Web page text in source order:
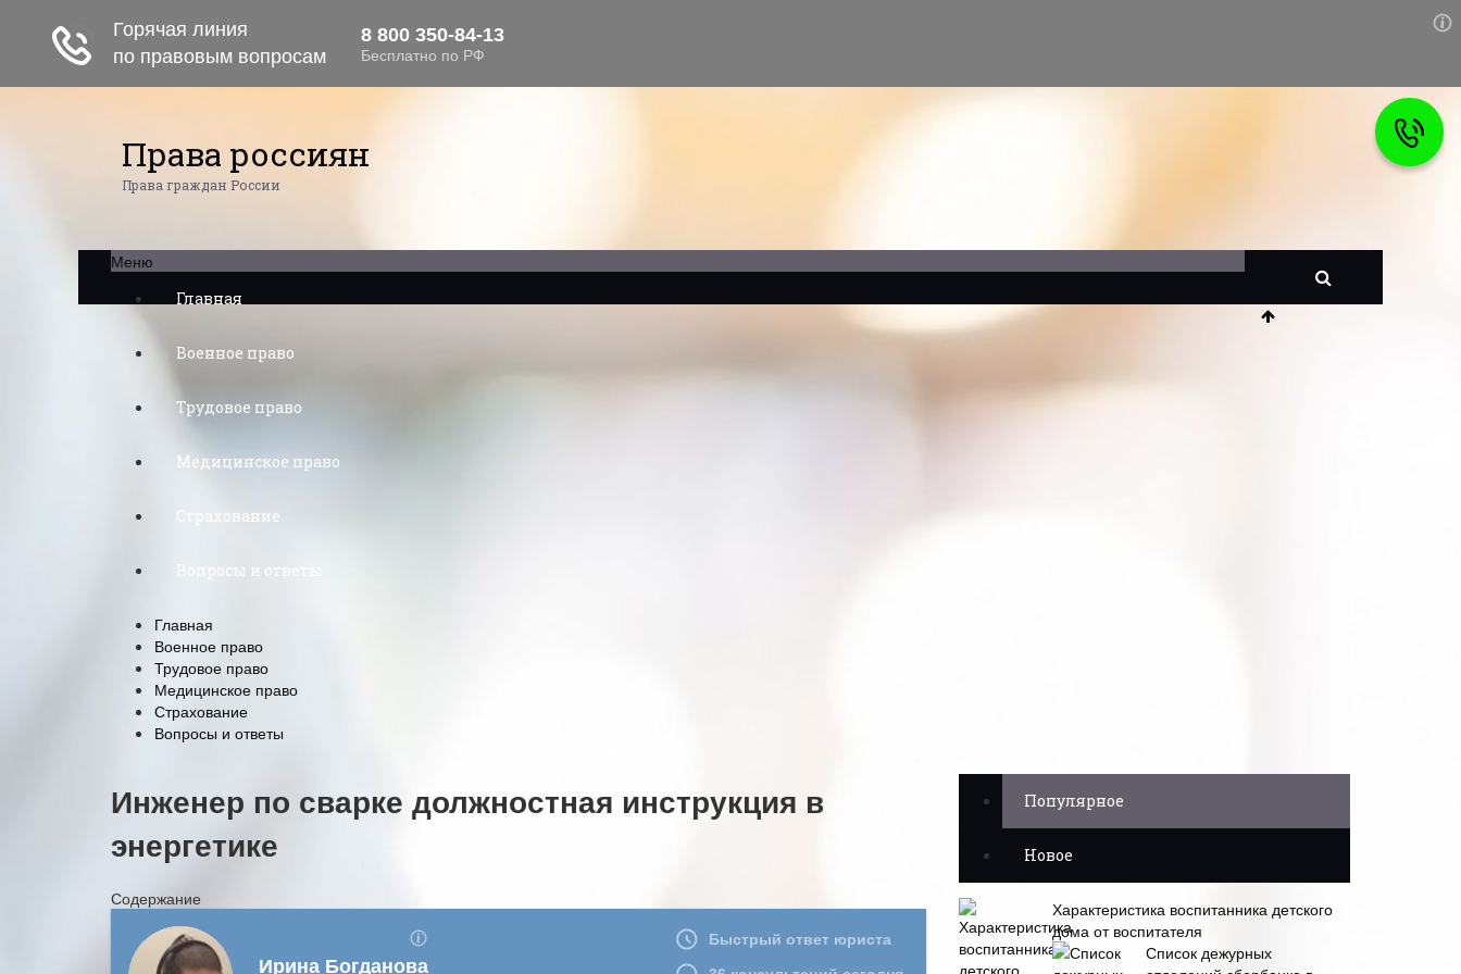
Права россиян
Права граждан России
Меню
Главная
Военное право
Трудовое право
Медицинское право
Страхование
Вопросы и ответы
Главная
Военное право
Трудовое право
Медицинское право
Страхование
Вопросы и ответы
Инженер по сварке должностная инструкция в
энергетике
Содержание
Популярное
Новое
Характеристика воспитанника детского
дома от воспитателя
Список дежурных